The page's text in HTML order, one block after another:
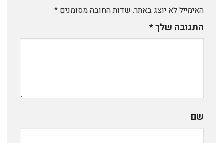
האימייל לא יוצג באתר. שדות החובה מסומנים *
התגובה שלך*
שם